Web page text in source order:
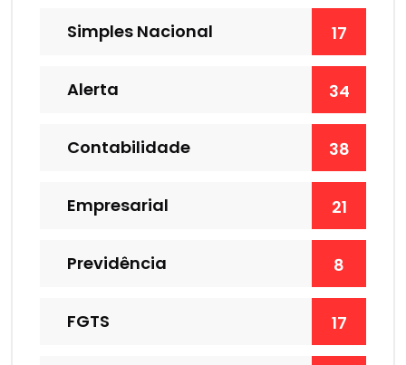
Simples Nacional 17
Alerta 34
Contabilidade 38
Empresarial 21
Previdência 8
FGTS 17